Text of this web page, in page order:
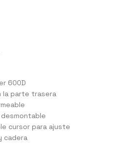
600D
la parte trasera
desmontable
cursor para ajuste
cadera